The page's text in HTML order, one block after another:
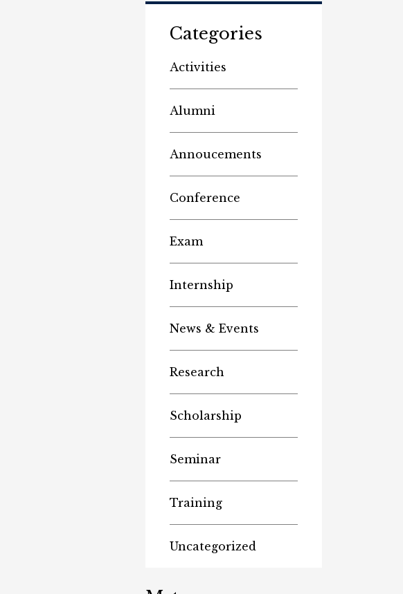
Categories
Activities
Alumni
Annoucements
Conference
Exam
Internship
News & Events
Research
Scholarship
Seminar
Training
Uncategorized